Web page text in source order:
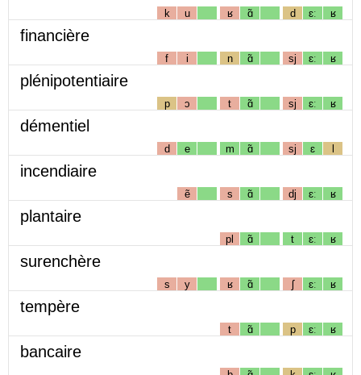
k u ʁ ɑ̃ d ɛː ʁ
financière
f i n ɑ̃ sj ɛː ʁ
plénipotentiaire
p ɔ t ɑ̃ sj ɛː ʁ
démentiel
d e m ɑ̃ sj ɛ l
incendiaire
ẽ s ɑ̃ dj ɛː ʁ
plantaire
pl ɑ̃ t ɛː ʁ
surenchère
s y ʁ ɑ̃ ʃ ɛː ʁ
tempère
t ɑ̃ p ɛː ʁ
bancaire